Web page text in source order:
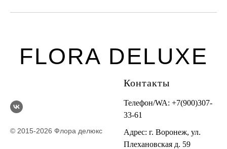
FLORA DELUXE
© 2015-2026 Флора делюкс
Контакты
Телефон/WA: +7(900)307-
33-61
Адрес: г. Воронеж, ул.
Плехановская д. 59